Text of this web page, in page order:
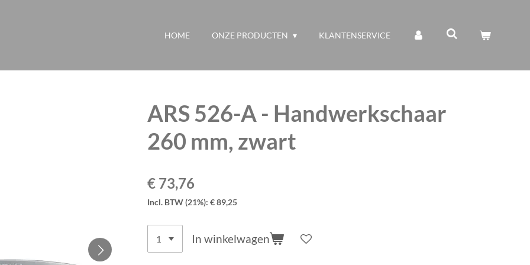
HOME ONZE PRODUCTEN KLANTENSERVICE
ARS 526-A - Handwerkschaar
260 mm, zwart
€ 73,76
Incl. BTW (21%): € 89,25
In winkelwagen